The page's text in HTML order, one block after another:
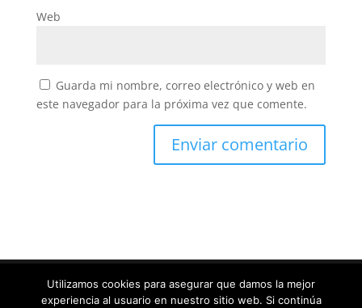
Web
Guarda mi nombre, correo electrónico y web en
este navegador para la próxima vez que comente.
Utilizamos cookies para asegurar que damos la mejor
experiencia al usuario en nuestro sitio web. Si continúa